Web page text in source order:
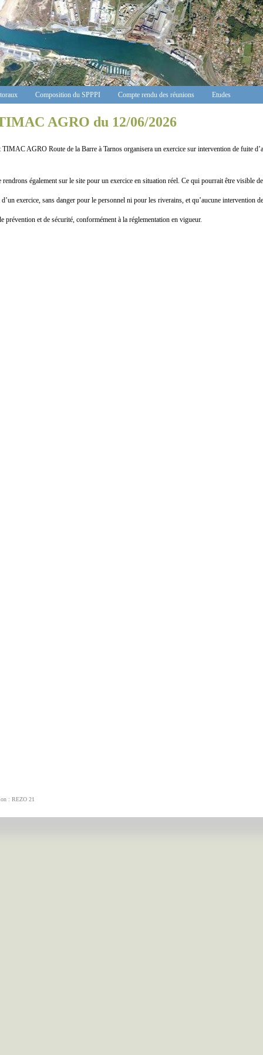
Composition du SPPPI Compte rendu des réunions Etudes
AGRO du 12/06/2026
AGRO Route de la Barre à Tarnos organisera un exercice sur intervention de fuite
rendrons également sur le site pour un exercice en situation réel. Ce qui pourrait être visible
exercice, sans danger pour le personnel ni pour les riverains, et qu’aucune intervention
prévention et de sécurité, conformément à la réglementation en vigueur.
: REZO 21